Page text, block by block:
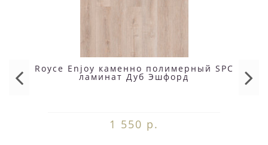
Royce Enjoy каменно полимерный SPC
ламинат Дуб Эшфорд
1 550 р.